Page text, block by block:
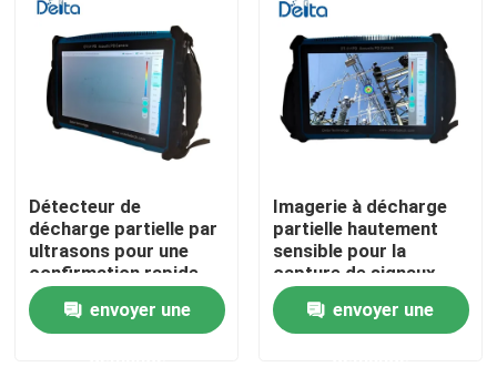
À la maison
Produits
Détecteur de
décharge partielle par
ultrasons pour une
confirmation rapide
des résultats du
champ envoyer une
Imagerie à décharge
partielle hautement
sensible pour la
capture de signaux
faibles
envoyer une